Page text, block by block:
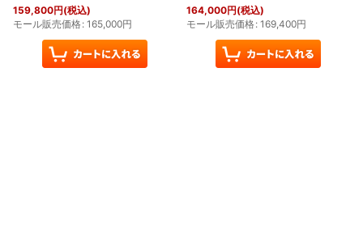
159,800円(税込)
モール販売価格: 165,000円
164,000円(税込)
モール販売価格: 169,400円